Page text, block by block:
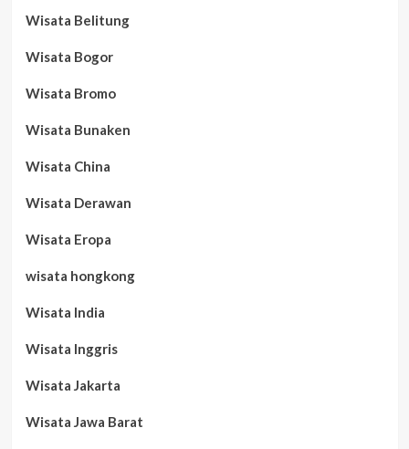
Wisata Belitung
Wisata Bogor
Wisata Bromo
Wisata Bunaken
Wisata China
Wisata Derawan
Wisata Eropa
wisata hongkong
Wisata India
Wisata Inggris
Wisata Jakarta
Wisata Jawa Barat